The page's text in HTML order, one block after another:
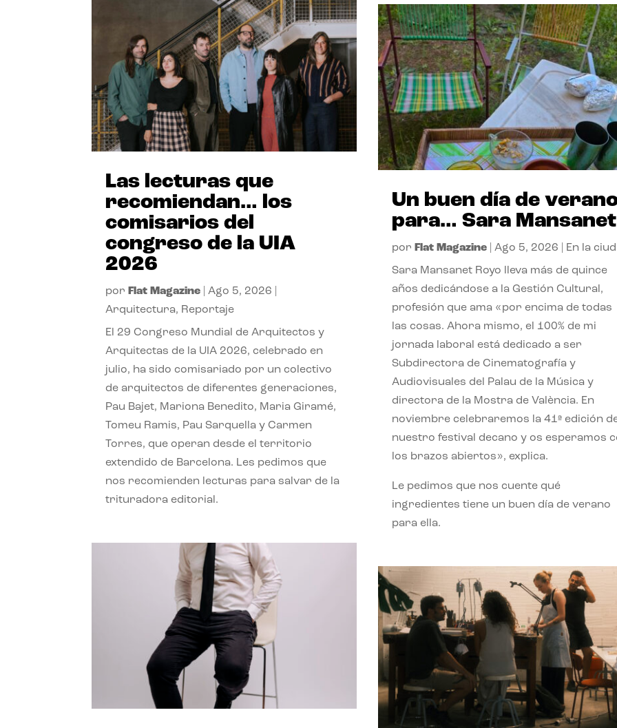
Las lecturas que
recomiendan… los
comisarios del
congreso de la UIA
2026
por Flat Magazine |Ago 5, 2026
Arquitectura, Reportaje
El 29 Congreso Mundial de Arquitectos y
Arquitectas de la UIA 2026, celebrado en
julio, ha sido comisariado por un colectivo
de arquitectos de diferentes generaciones,
Pau Bajet, Mariona Benedito, Maria Giramé,
Tomeu Ramis, Pau Sarquella y Carmen
Torres, que operan desde el territorio
extendido de Barcelona. Les pedimos que
nos recomienden lecturas para salvar de la
trituradora editorial.
Un buen día de
para… Sara Mansanet
por Flat Magazine| Ago 5, 2026 En la
Sara Mansanet Royo lleva más de quince
años dedicándose a la Gestión Cultural,
profesión que ama «por encima de todas
las cosas. Ahora mismo, el 100% de mi
jornada laboral está dedicado a ser
Subdirectora de Cinematografía y
Audiovisuales del Palau de la Música y
directora de la Mostra de València. En
noviembre celebraremos la 41ª edición
nuestro festival decano y os esperamos
los brazos abiertos», explica.
Le pedimos que nos cuente qué
ingredientes tiene un buen día de verano
para ella.